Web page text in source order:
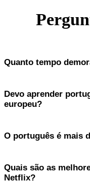
Quanto tempo
Devo aprender
europeu?
O português é mais
Quais são as
Netflix?